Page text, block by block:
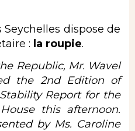
dispose de
: la roupie.
Republic, Mr. Wavel
the 2nd Edition of
Report for the
this afternoon.
by Ms. Caroline